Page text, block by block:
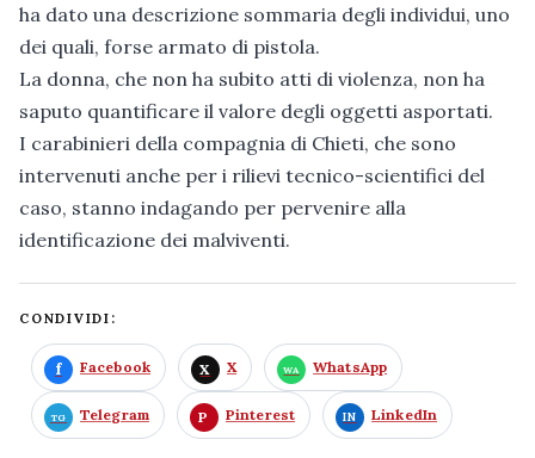
ha dato una descrizione sommaria degli individui, uno
dei quali, forse armato di pistola.
La donna, che non ha subito atti di violenza, non ha
saputo quantificare il valore degli oggetti asportati.
I carabinieri della compagnia di Chieti, che sono
intervenuti anche per i rilievi tecnico-scientifici del
caso, stanno indagando per pervenire alla
identificazione dei malviventi.
CONDIVIDI:
Facebook X WhatsApp
Telegram Pinterest LinkedIn